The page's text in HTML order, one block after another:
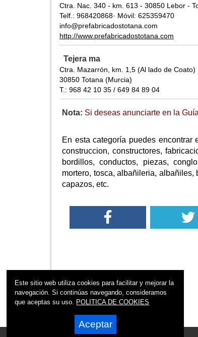
Ctra. Nac. 340 - km. 613 - 30850 Lebor -
Telf.: 968420868· Móvil: 625359470
info@prefabricadostotana.com
http://www.prefabricadostotana.com
Tejera ma
Ctra. Mazarrón, km. 1,5 (Al lado de Coato)
30850 Totana (Murcia)
T.: 968 42 10 35 / 649 84 89 04
Nota: Si deseas anunciarte en la
En esta categoría puedes encontrar
construccion, constructores,
bordillos, conductos, piezas,
mortero, tosca, albañileria,
capazos, etc.
Este sitio web utiliza cookies para facilitar y mejorar la
navegación. Si continúas navegando, consideramos
que aceptas su uso. POLITICA DE COOKIES
Aceptar